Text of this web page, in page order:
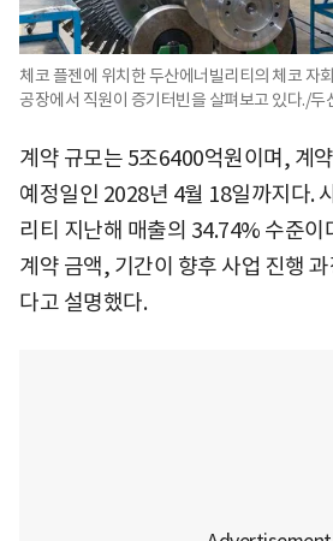
체코 플젠에 위치한 두산에너빌리티의 체코 자
공장에서 직원이 증기터빈을 살펴보고 있다./두
계약 규모는 5조6400억원이며, 계
예정일인 2028년 4월 18일까지다.
리티 지난해 매출의 34.74% 수준이
계약 금액, 기간이 향후 사업 진행
다고 설명했다.